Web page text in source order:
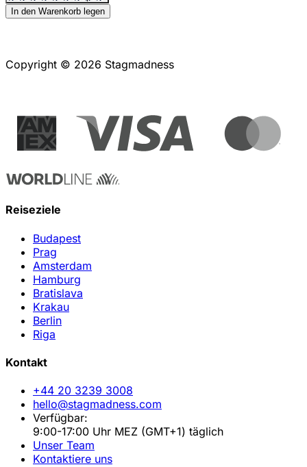
In den Warenkorb legen
Copyright © 2026 Stagmadness
Reiseziele
Budapest
Prag
Amsterdam
Hamburg
Bratislava
Krakau
Berlin
Riga
Kontakt
+44 20 3239 3008
hello@stagmadness.com
Verfügbar:
9:00-17:00 Uhr MEZ (GMT+1) täglich
Unser Team
Kontaktiere uns